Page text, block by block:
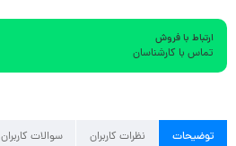
ارتباط با فروش
تماس با کارشناسان
توضیحات نظرات کاربران سوالات کاربران